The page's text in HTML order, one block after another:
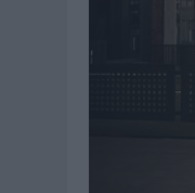
04/08/2026